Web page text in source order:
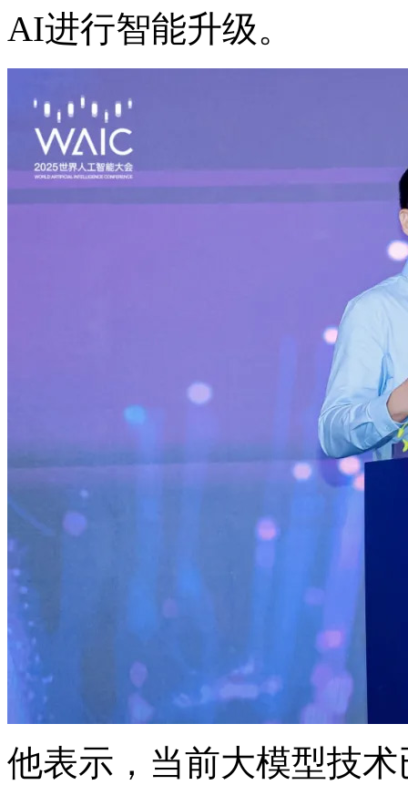
AI进行智能升级。
他表示，当前大模型